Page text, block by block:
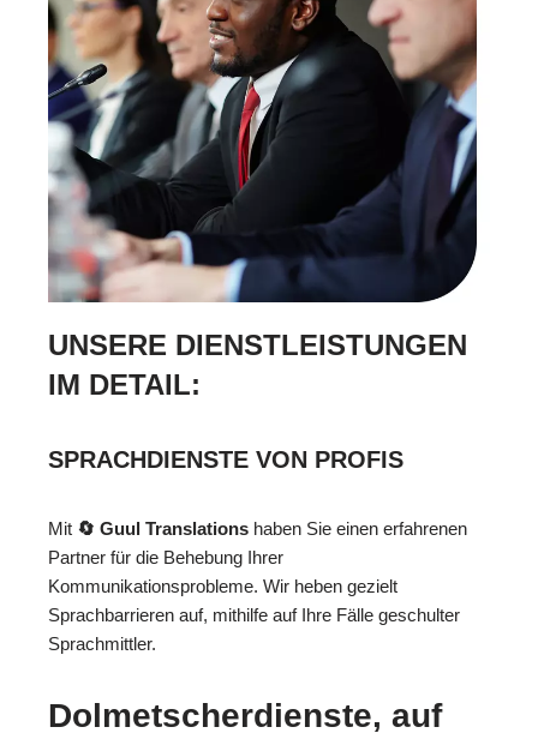
UNSERE DIENSTLEISTUNGEN
IM DETAIL:
SPRACHDIENSTE VON PROFIS
Mit 🔄 Guul Translations haben Sie einen erfahrenen
Partner für die Behebung Ihrer
Kommunikationsprobleme. Wir heben gezielt
Sprachbarrieren auf, mithilfe auf Ihre Fälle geschulter
Sprachmittler.
Dolmetscherdienste, auf